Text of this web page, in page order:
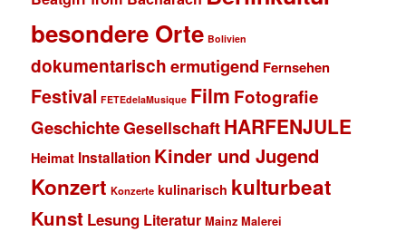
besondere Orte Bolivien
dokumentarischermutigend Fernsehen
Festival FETEdelaMusique Film Fotografie
GeschichteGesellschaftHARFENJULE
Heimat Installation Kinder und Jugend
Konzert Konzerte kulinarisch kulturbeat
Kunst Lesung Literatur Mainz Malerei